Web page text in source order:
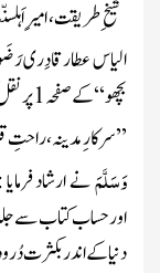
شیخ ِطریقت، امیر
الیاس عطارقادِری
بچھو ‘‘کے صفحہ1
’’ سرکار ِمدینہ،
وَسَلَّمَنے ارشاد
اورحساب کتاب سے
دنیا کے اندر بکثرت